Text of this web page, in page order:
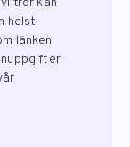
tror kan
helst
länken